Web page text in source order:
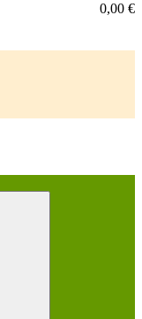
0,00 €